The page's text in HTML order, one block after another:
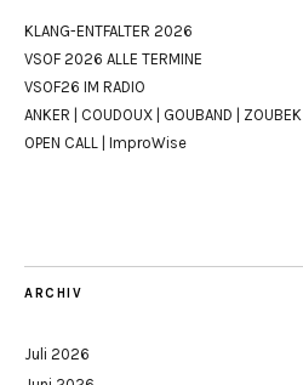
KLANG-ENTFALTER 2026
VSOF 2026 ALLE TERMINE
VSOF26 IM RADIO
ANKER | COUDOUX | GOUBAND | ZOUBEK
OPEN CALL | ImproWise
ARCHIV
Juli 2026